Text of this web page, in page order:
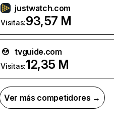
justwatch.com
Visitas:93,57 M
tvguide.com
Visitas:12,35 M
Ver más competidores →